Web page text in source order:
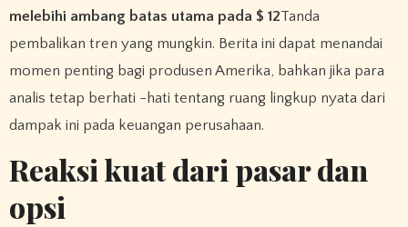
melebihi ambang batas utama pada $ 12Tanda
pembalikan tren yang mungkin. Berita ini dapat menandai
momen penting bagi produsen Amerika, bahkan jika para
analis tetap berhati -hati tentang ruang lingkup nyata dari
dampak ini pada keuangan perusahaan.
Reaksi kuat dari pasar dan
opsi